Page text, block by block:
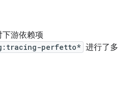
游依赖项
perfetto* 进行了多